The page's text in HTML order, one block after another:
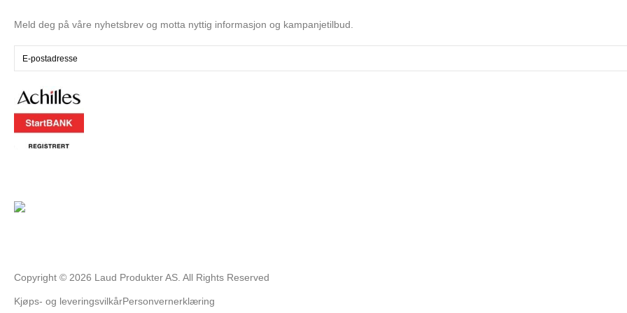
Meld deg på våre nyhetsbrev og motta nyttig informasjon og kampanjetilbud.
Copyright © 2026 Laud Produkter AS. All Rights Reserved
Kjøps- og leveringsvilkårPersonvernerklæring